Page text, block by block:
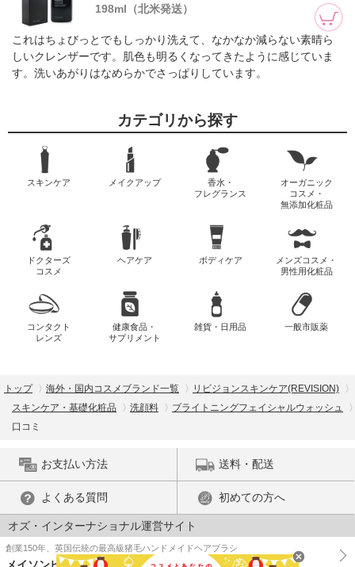
198ml（北米発送）
これはちょびっとでもしっかり洗えて、なかなか減らない素晴ら
しいクレンザーです。肌色も明るくなってきたように感じていま
す。洗いあがりはなめらかでさっぱりしています。
カテゴリから探す
スキンケア メイクアップ
香水・
フレグランス
オーガニック
コスメ・
無添加化粧品
ドクターズ
コスメ
ヘアケア ボディケア
メンズコスメ・
男性用化粧品
コンタクト
レンズ
健康食品・
サプリメント
雑貨・日用品 一般市販薬
トップ 海外・国内コスメブランド一覧
リビジョンスキンケア(REVISION)
スキンケア・基礎化粧品
洗顔料
ブライトニングフェイシャルウォッシュ
口コミ
お支払い方法 送料・配送
よくある質問 初めての方へ
オズ・インターナショナル運営サイト
創業150年、英国伝統の最高級猪毛ハンドメイドヘアブラシ